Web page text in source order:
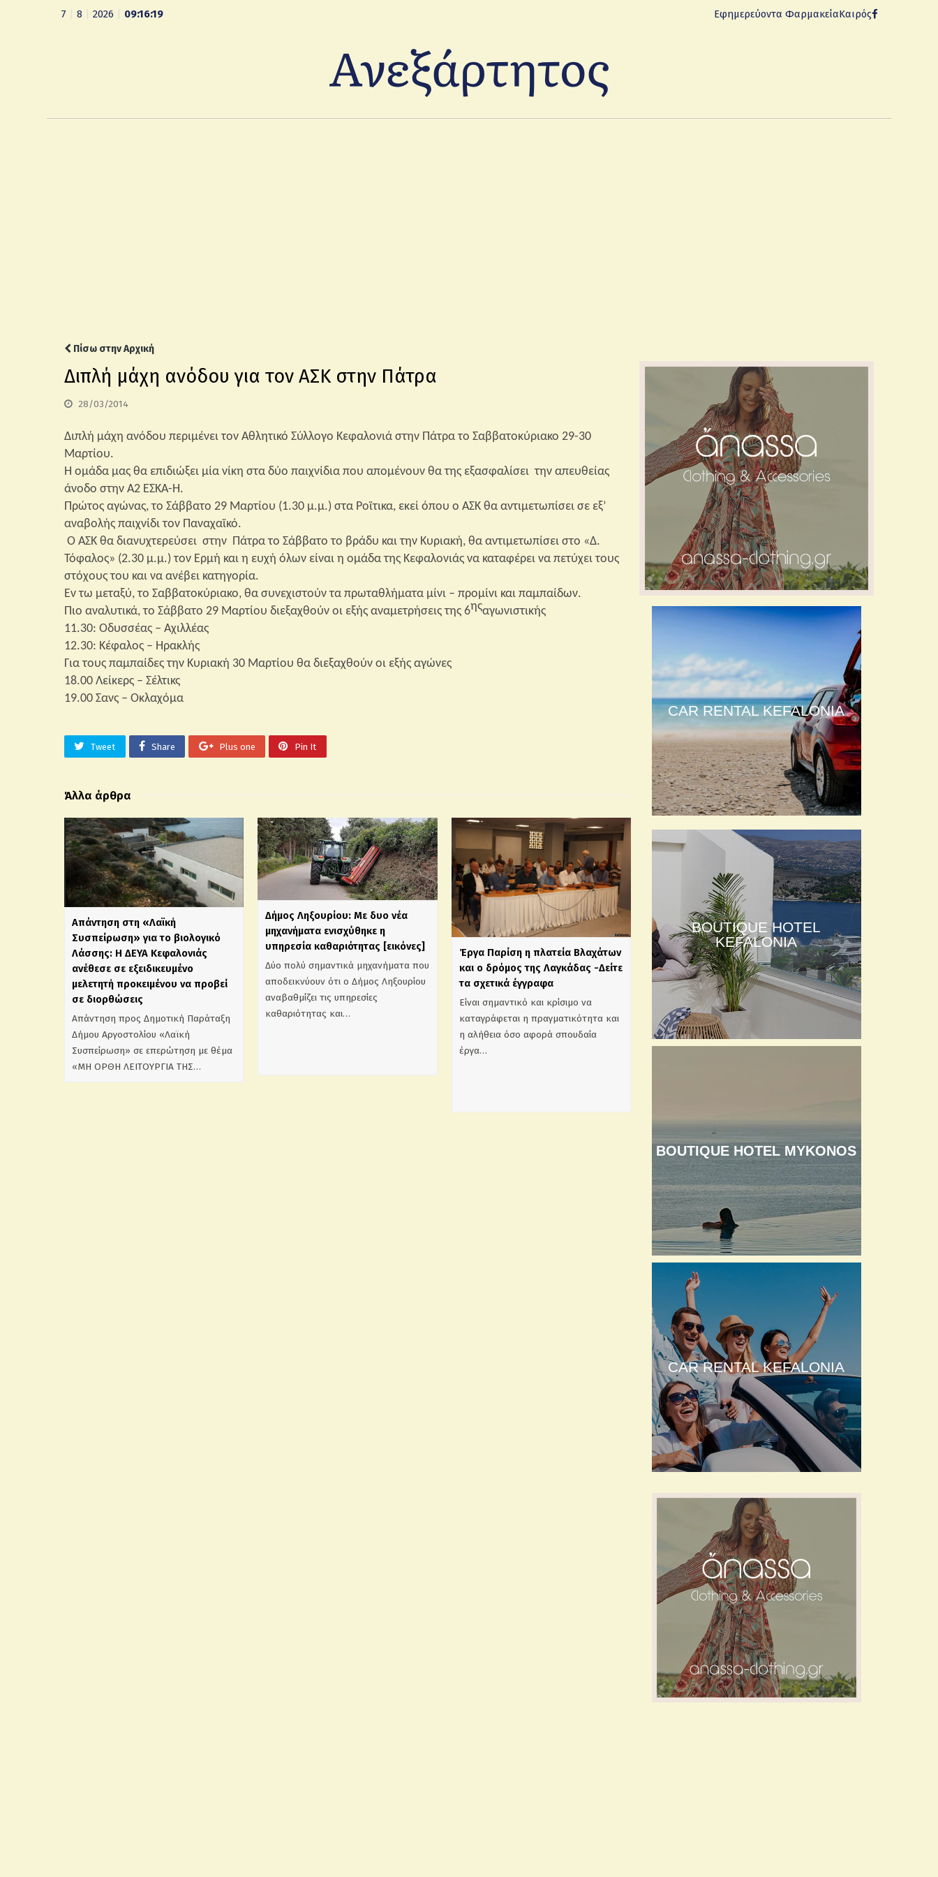
7 8 2026 09:16:20 Εφημερεύοντα ΦαρμακείαΚαιρός
Πίσω στην Αρχική
Διπλή μάχη ανόδου για τον ΑΣΚ στην Πάτρα
28/03/2014
Διπλή μάχη ανόδου περιμένει τον Αθλητικό Σύλλογο Κεφαλονιά στην Πάτρα το Σαββατοκύριακο 29-30
Μαρτίου.
Η ομάδα μας θα επιδιώξει μία νίκη στα δύο παιχνίδια που απομένουν θα της εξασφαλίσει την απευθείας
άνοδο στην Α2 ΕΣΚΑ-Η.
Πρώτος αγώνας, το Σάββατο 29 Μαρτίου (1.30 μ.μ.) στα Ροϊτικα, εκεί όπου ο ΑΣΚ θα αντιμετωπίσει σε εξ’
αναβολής παιχνίδι τον Παναχαϊκό.
Ο ΑΣΚ θα διανυχτερεύσει στην Πάτρα το Σάββατο το βράδυ και την Κυριακή, θα αντιμετωπίσει στο «Δ.
Τόφαλος» (2.30 μ.μ.) τον Ερμή και η ευχή όλων είναι η ομάδα της Κεφαλονιάς να καταφέρει να πετύχει τους
στόχους του και να ανέβει κατηγορία.
Εν τω μεταξύ, το Σαββατοκύριακο, θα συνεχιστούν τα πρωταθλήματα μίνι – προμίνι και παμπαίδων.
Πιο αναλυτικά, το Σάββατο 29 Μαρτίου διεξαχθούν οι εξής αναμετρήσεις της 6ηςαγωνιστικής
11.30: Οδυσσέας – Αχιλλέας
12.30: Κέφαλος – Ηρακλής
Για τους παμπαίδες την Κυριακή 30 Μαρτίου θα διεξαχθούν οι εξής αγώνες
18.00 Λείκερς – Σέλτικς
19.00 Σανς – Οκλαχόμα
Tweet Share Plus one Pin It
Άλλα άρθρα
Απάντηση στη «Λαϊκή
Συσπείρωση» για το βιολογικό
Λάσσης: Η ΔΕΥΑ Κεφαλονιάς
ανέθεσε σε εξειδικευμένο
μελετητή προκειμένου να προβεί
σε διορθώσεις
Απάντηση προς Δημοτική Παράταξη
Δήμου Αργοστολίου «Λαϊκή
Συσπείρωση» σε επερώτηση με θέμα
«ΜΗ ΟΡΘΗ ΛΕΙΤΟΥΡΓΙΑ ΤΗΣ…
Δήμος Ληξουρίου: Με δυο νέα
μηχανήματα ενισχύθηκε η
υπηρεσία καθαριότητας [εικόνες]
Δύο πολύ σημαντικά μηχανήματα που
αποδεικνύουν ότι ο Δήμος Ληξουρίου
αναβαθμίζει τις υπηρεσίες
καθαριότητας και…
Έργα Παρίση η πλατεία Βλαχάτων
και ο δρόμος της Λαγκάδας -Δείτε
τα σχετικά έγγραφα
Είναι σημαντικό και κρίσιμο να
καταγράφεται η πραγματικότητα και
η αλήθεια όσο αφορά σπουδαία
έργα…
CAR RENTAL KEFALONIA
BOUTIQUE HOTEL
KEFALONIA
BOUTIQUE HOTEL MYKONOS
CAR RENTAL KEFALONIA